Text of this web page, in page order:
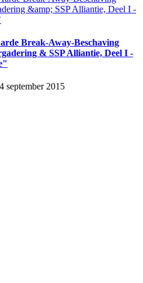
Break-Away-Beschaving
& SSP Alliantie, Deel I -
september 2015